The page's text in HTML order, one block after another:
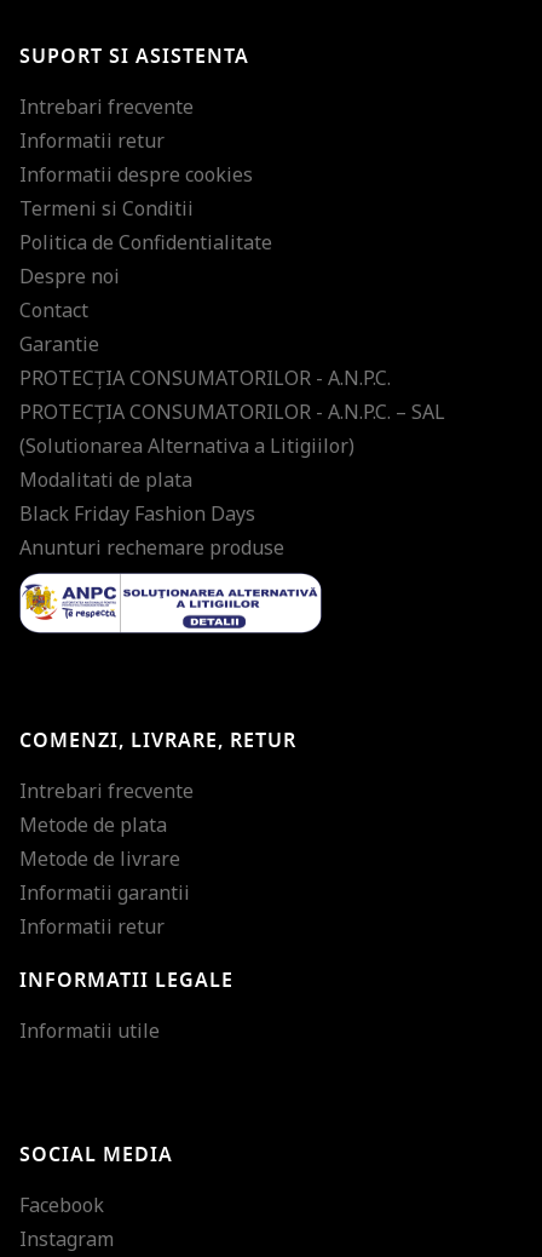
SUPORT SI ASISTENTA
Intrebari frecvente
Informatii retur
Informatii despre cookies
Termeni si Conditii
Politica de Confidentialitate
Despre noi
Contact
Garantie
PROTECŢIA CONSUMATORILOR - A.N.P.C.
PROTECŢIA CONSUMATORILOR - A.N.P.C. – SAL
(Solutionarea Alternativa a Litigiilor)
Modalitati de plata
Black Friday Fashion Days
Anunturi rechemare produse
COMENZI, LIVRARE, RETUR
Intrebari frecvente
Metode de plata
Metode de livrare
Informatii garantii
Informatii retur
INFORMATII LEGALE
Informatii utile
SOCIAL MEDIA
Facebook
Instagram